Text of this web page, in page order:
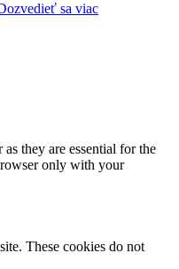
sa viac
they are essential for the
only with your
These cookies do not